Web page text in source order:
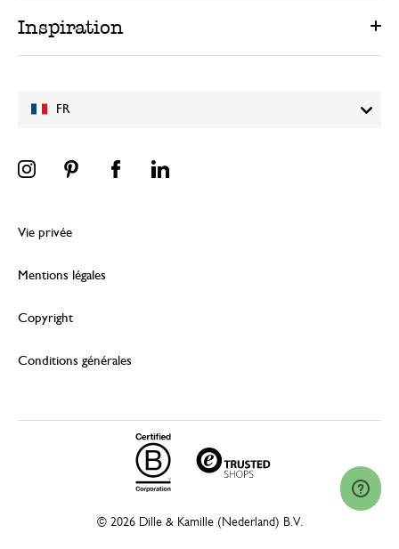
FR
Inspiration
Vie privée
Mentions légales
Copyright
Conditions générales
© 2026 Dille & Kamille (Nederland) B.V.